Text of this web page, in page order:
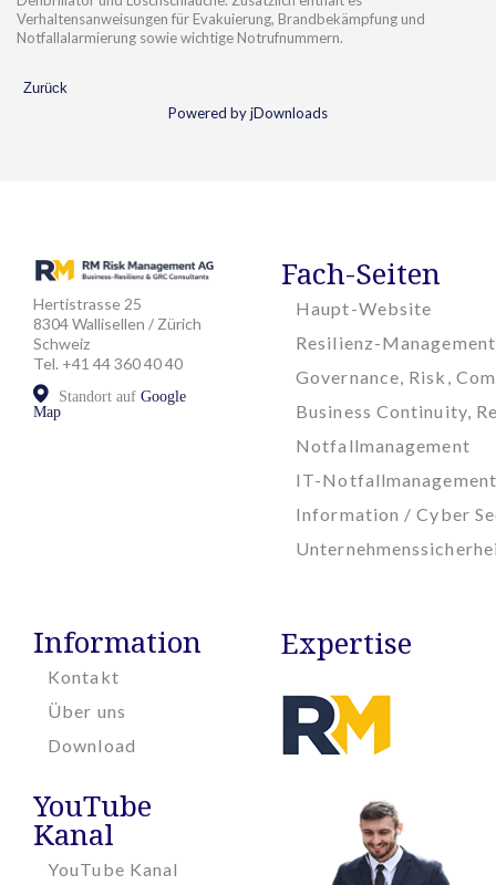
Verhaltensanweisungen für Evakuierung, Brandbekämpfung und
Notfallalarmierung sowie wichtige Notrufnummern.
Zurück
Powered by jDownloads
Hertistrasse 25
8304 Wallisellen / Zürich
Schweiz
Tel. +41 44 360 40 40
Standort auf Google
Map
Fach-Seiten
Haupt-Website
Resilienz-Management
Governance, Risk,
Business Continuity,
Notfallmanagement
IT-Notfallmanagement
Information / Cyber
Information
Kontakt
Über uns
Download
YouTube
Kanal
YouTube Kanal
Expertise